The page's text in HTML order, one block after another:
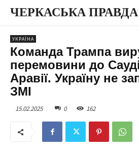
ЧЕРКАСЬКА ПРАВДА
УКРАЇНА
Команда Трампа
перемовини до
Аравії. Україну не
ЗМІ
15.02.2025 0 162